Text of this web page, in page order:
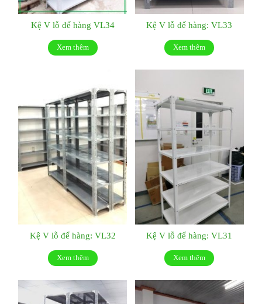
Kệ V lỗ để hàng VL34
Xem thêm
Kệ V lỗ để hàng: VL33
Xem thêm
Kệ V lỗ để hàng: VL32
Xem thêm
Kệ V lỗ để hàng: VL31
Xem thêm